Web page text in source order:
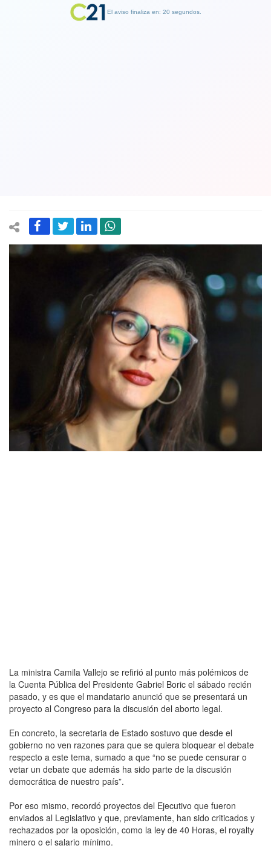
La ministra Camila Vallejo se refirió al punto más polémicos de
la Cuenta Pública del Presidente Gabriel Boric el sábado recién
pasado, y es que el mandatario anunció que se presentará un
proyecto al Congreso para la discusión del aborto legal.
En concreto, la secretaria de Estado sostuvo que desde el
gobierno no ven razones para que se quiera bloquear el debate
respecto a este tema, sumado a que “no se puede censurar o
vetar un debate que además ha sido parte de la discusión
democrática de nuestro país”.
Por eso mismo, recordó proyectos del Ejecutivo que fueron
enviados al Legislativo y que, previamente, han sido criticados y
rechazados por la oposición, como la ley de 40 Horas, el royalty
minero o el salario mínimo.
El aviso finaliza en: 19 segundos.